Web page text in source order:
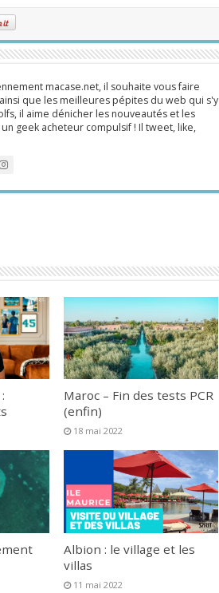
macase.net, il souhaite vous faire
que les meilleures pépites du web qui s'y
il aime dénicher les nouveautés et les
geek acheteur compulsif ! Il tweet, like,
Maroc – Fin des tests PCR
(enfin)
18 mai 2022
Albion : le village et les
villas
11 mai 2022